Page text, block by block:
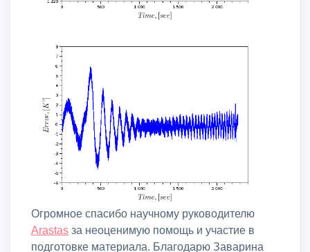
Огромное спасибо научному руководителю
Arastas за неоценимую помощь и участие в
подготовке материала. Благодарю Заварина